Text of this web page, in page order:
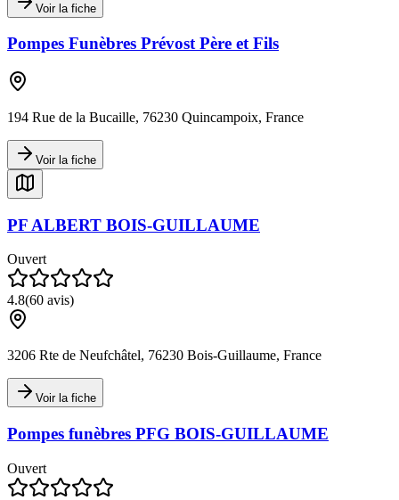
Voir la fiche
Pompes Funèbres Prévost Père et Fils
194 Rue de la Bucaille, 76230 Quincampoix, France
Voir la fiche
PF ALBERT BOIS-GUILLAUME
Ouvert
4.8(60 avis)
3206 Rte de Neufchâtel, 76230 Bois-Guillaume, France
Voir la fiche
Pompes funèbres PFG BOIS-GUILLAUME
Ouvert